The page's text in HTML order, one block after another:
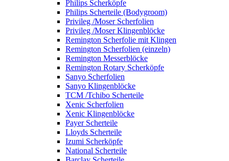
Philips Scherköpfe
Philips Scherteile (Bodygroom)
Privileg /Moser Scherfolien
Privileg /Moser Klingenblöcke
Remington Scherfolie mit Klingen
Remington Scherfolien (einzeln)
Remington Messerblöcke
Remington Rotary Scherköpfe
Sanyo Scherfolien
Sanyo Klingenblöcke
TCM /Tchibo Scherteile
Xenic Scherfolien
Xenic Klingenblöcke
Payer Scherteile
Lloyds Scherteile
Izumi Scherköpfe
National Scherteile